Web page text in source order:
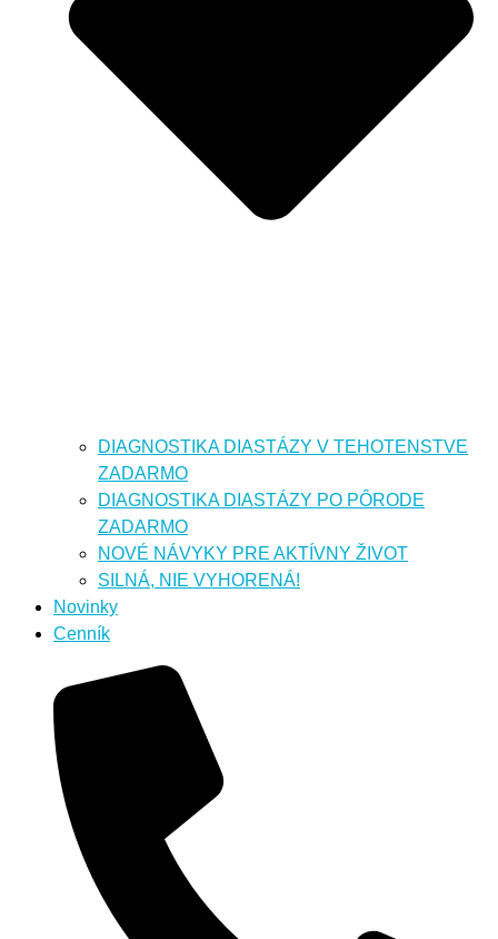
DIAGNOSTIKA DIASTÁZY V TEHOTENSTVE
ZADARMO
DIAGNOSTIKA DIASTÁZY PO PÔRODE
ZADARMO
NOVÉ NÁVYKY PRE AKTÍVNY ŽIVOT
SILNÁ, NIE VYHORENÁ!
Novinky
Cenník